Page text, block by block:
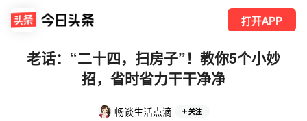
打开APP
老话：“二十四，扫房子”！教你5个小妙
招，省时省力干干净净
畅谈生活点滴 关注